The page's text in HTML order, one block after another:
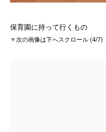
保育園に持って行くもの
▼次の画像は下へスクロール (4/7)